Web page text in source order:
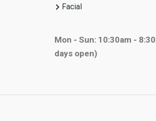
Facial
Mon - Sun: 10:30am -
days open)